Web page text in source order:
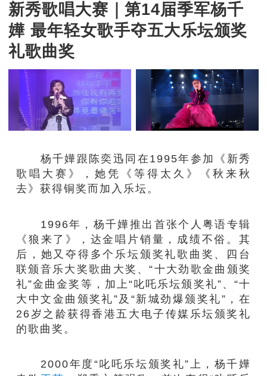
新秀歌唱大赛｜第14届季军杨千
嬅 最年轻女歌手夺五大乐坛颁奖
礼歌曲奖
杨千嬅跟陈奕迅同在1995年参加《新秀
歌唱大赛》，她凭《等得太久》《秋来秋
去》获得铜奖而加入乐坛。
1996年，杨千嬅推出首张个人粤语专辑
《狼来了》，达金唱片销量，成绩不俗。其
后，她又夺得多个乐坛颁奖礼歌曲奖、四台
联颁音乐大奖歌曲大奖、“十大劲歌金曲颁奖
礼”金曲金奖等，加上“叱吒乐坛颁奖礼”、“十
大中文金曲颁奖礼”及“新城劲爆颁奖礼”，在
26岁之龄获得香港五大电子传媒乐坛颁奖礼
的歌曲奖。
2000年度“叱吒乐坛颁奖礼”上，杨千嬅